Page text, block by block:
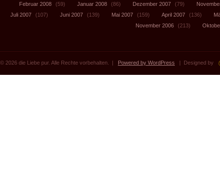
Februar 2008
(59) Januar 2008 (86) Dezember 2007 (79)
Juli 2007
(107) Juni 2007 (139) Mai 2007 (159) April 2007 (136)
November 2006
(213)
© 2026 die Liebe pur. Alle Rechte vorbehalten. | Powered by WordPress | Designed by